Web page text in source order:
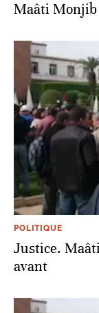
Maâti Monjib
POLITIQUE
Justice.
avant